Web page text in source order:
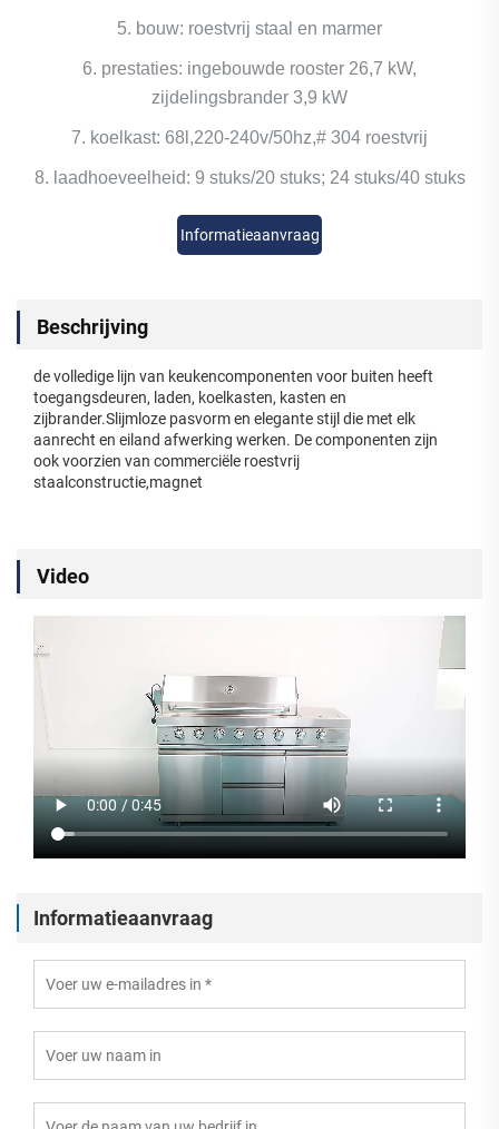
5. bouw: roestvrij staal en marmer
6. prestaties: ingebouwde rooster 26,7 kW,
zijdelingsbrander 3,9 kW
7. koelkast: 68l,220-240v/50hz,# 304 roestvrij
8. laadhoeveelheid: 9 stuks/20 stuks; 24 stuks/40 stuks
Informatieaanvraag
Beschrijving
de volledige lijn van keukencomponenten voor buiten heeft
toegangsdeuren, laden, koelkasten, kasten en
zijbrander.Slijmloze pasvorm en elegante stijl die met elk
aanrecht en eiland afwerking werken. De componenten zijn
ook voorzien van commerciële roestvrij
staalconstructie,magnet
Video
Informatieaanvraag